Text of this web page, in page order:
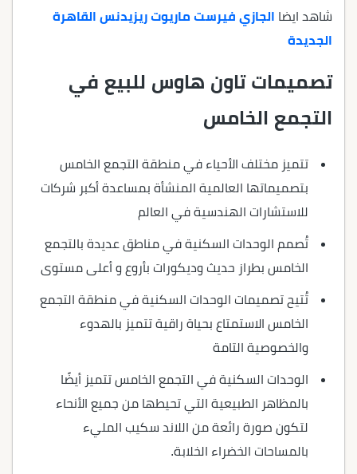
شاهد ايضا الجازي فيرست ماريوت ريزيدنس القاهرة
الجديدة
تصميمات تاون هاوس للبيع في
التجمع الخامس
تتميز مختلف الأحياء في منطقة التجمع الخامس
بتصميماتها العالمية المنشأة بمساعدة أكبر شركات
للاستشارات الهندسية في العالم
تُصمم الوحدات السكنية في مناطق عديدة بالتجمع
الخامس بطراز حديث وديكورات بأروع و أعلى مستوى
تُتيح تصميمات الوحدات السكنية في منطقة التجمع
الخامس الاستمتاع بحياة راقية تتميز بالهدوء
والخصوصية التامة
الوحدات السكنية في التجمع الخامس تتميز أيضًا
بالمظاهر الطبيعية التي تحيطها من جميع الأنحاء
لتكون صورة رائعة من اللاند سكيب المليء
بالمساحات الخضراء الخلابة.